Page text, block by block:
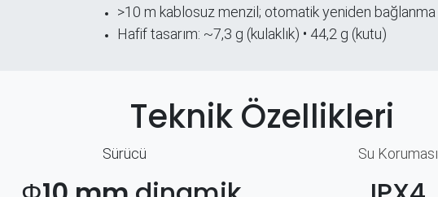
>10 m kablosuz menzil; otomatik yeniden bağlanma
Hafif tasarım: ~7,3 g (kulaklık) • 44,2 g (kutu)
Teknik Özellikleri
Sürücü Su Koruması